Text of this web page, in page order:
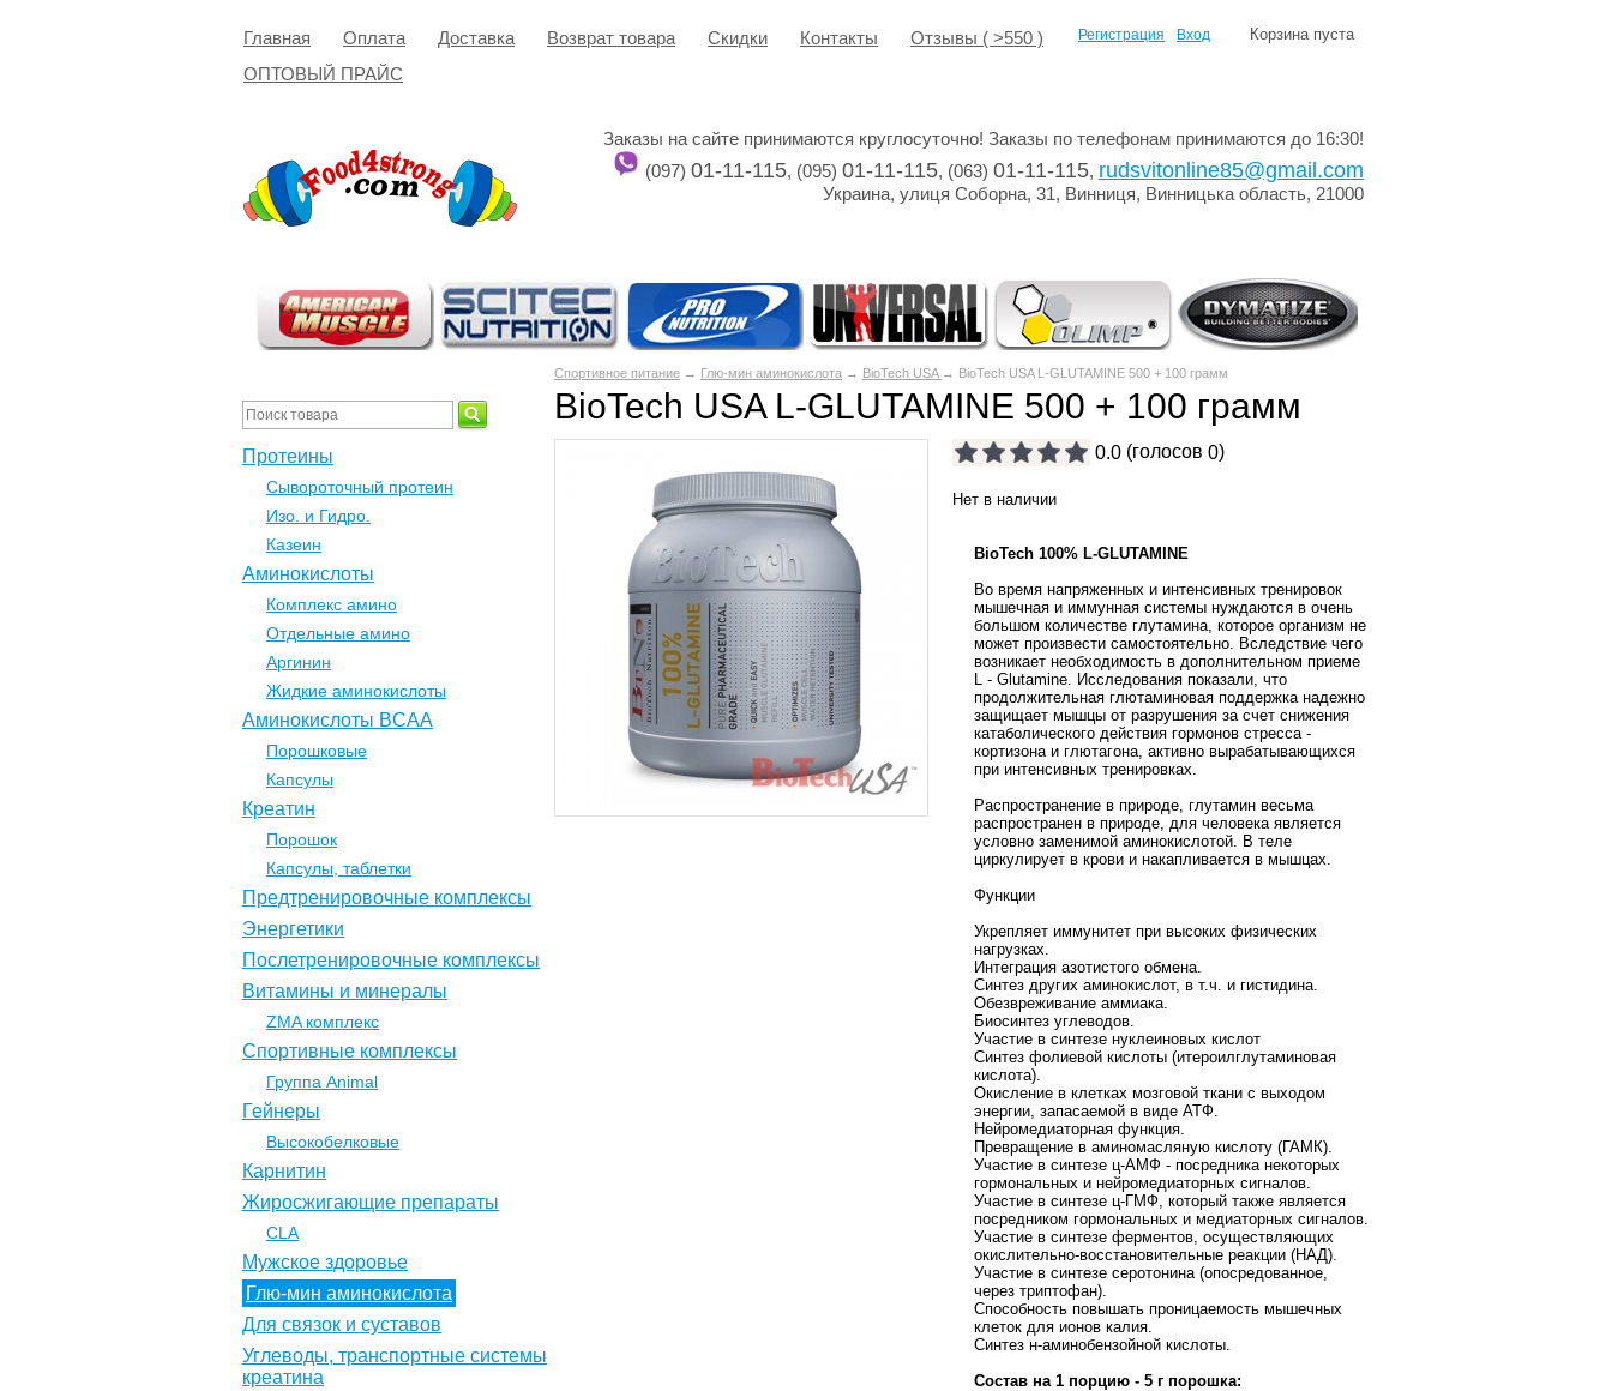
Главная Оплата Доставка Возврат товара Cкидки Контакты
Отзывы ( >550 )
ОПТОВЫЙ ПРАЙС
Корзина пуста
Регистрация Вход
Заказы на сайте принимаются круглосуточно! Заказы по телефонам принимаются до 16:30!
(097) 01-11-115, (095) 01-11-115, (063) 01-11-115, rudsvitonline85@gmail.com
Украина, улиця Соборна, 31, Винниця, Винницька область, 21000
Спортивное питание → Глю-мин аминокислота → BioTech USA → BioTech USA L-GLUTAMINE 500 + 100 грамм
BioTech USA L-GLUTAMINE 500 + 100 грамм
0.0 (голосов 0)
Нет в наличии
BioTech 100% L-GLUTAMINE
Во время напряженных и интенсивных тренировок
мышечная и иммунная системы нуждаются в очень
большом количестве глутамина, которое организм не
может произвести самостоятельно. Вследствие чего
возникает необходимость в дополнительном приеме
L - Glutamine. Исследования показали, что
продолжительная глютаминовая поддержка надежно
защищает мышцы от разрушения за счет снижения
катаболического действия гормонов стресса -
кортизона и глютагона, активно вырабатывающихся
при интенсивных тренировках.
Распространение в природе, глутамин весьма
распространен в природе, для человека является
условно заменимой аминокислотой. В теле
циркулирует в крови и накапливается в мышцах.
Функции
Укрепляет иммунитет при высоких физических
нагрузках.
Интеграция азотистого обмена.
Синтез других аминокислот, в т.ч. и гистидина.
Обезвреживание аммиака.
Биосинтез углеводов.
Участие в синтезе нуклеиновых кислот
Синтез фолиевой кислоты (итероилглутаминовая
кислота).
Окисление в клетках мозговой ткани с выходом
энергии, запасаемой в виде АТФ.
Нейромедиаторная функция.
Превращение в аминомасляную кислоту (ГАМК).
Участие в синтезе ц-АМФ - посредника некоторых
гормональных и нейромедиаторных сигналов.
Участие в синтезе ц-ГМФ, который также является
посредником гормональных и медиаторных сигналов.
Участие в синтезе ферментов, осуществляющих
окислительно-восстановительные реакции (НАД).
Участие в синтезе серотонина (опосредованное,
через триптофан).
Способность повышать проницаемость мышечных
клеток для ионов калия.
Синтез н-аминобензойной кислоты.
Состав на 1 порцию - 5 г порошка:
Протеины
Сывороточный протеин
Изо. и Гидро.
Казеин
Аминокислоты
Комплекс амино
Отдельные амино
Аргинин
Жидкие аминокислоты
Аминокислоты BCAA
Порошковые
Капсулы
Креатин
Порошок
Капсулы, таблетки
Предтренировочные комплексы
Энергетики
Послетренировочные комплексы
Витамины и минералы
ZMA комплекс
Спортивные комплексы
Группа Animal
Гейнеры
Высокобелковые
Карнитин
Жиросжигающие препараты
CLA
Мужское здоровье
Глю-мин аминокислота
Для связок и суставов
Углеводы, транспортные системы
креатина